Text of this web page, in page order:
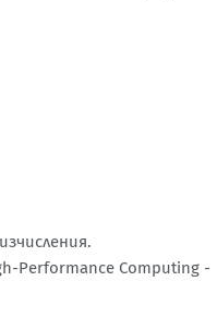
Performance Computing -